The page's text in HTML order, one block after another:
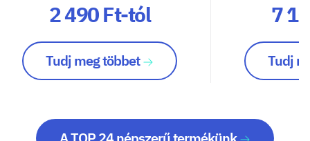
2 490 Ft-tól
Tudj meg többet
7
Tudj